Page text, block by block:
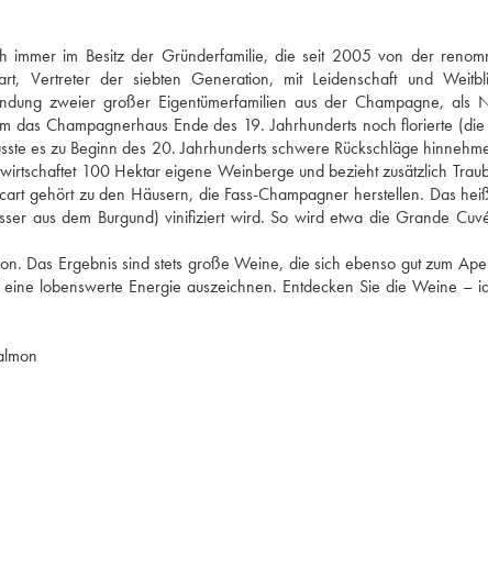
immer im Besitz der Gründerfamilie, die seit 2005 von der
Vertreter der siebten Generation, mit Leidenschaft und
zweier großer Eigentümerfamilien aus der Champagne, als
das Champagnerhaus Ende des 19. Jahrhunderts noch florierte
es zu Beginn des 20. Jahrhunderts schwere Rückschläge
100 Hektar eigene Weinberge und bezieht zusätzlich
gehört zu den Häusern, die Fass-Champagner herstellen. Das
aus dem Burgund) vinifiziert wird. So wird etwa die Grande
Das Ergebnis sind stets große Weine, die sich ebenso gut zum
lobenswerte Energie auszeichnen. Entdecken Sie die Weine –